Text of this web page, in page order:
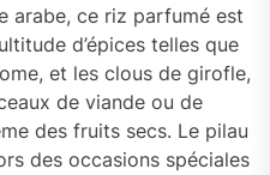
arabe, ce riz parfumé est
d’épices telles que
et les clous de girofle,
de viande ou de
des fruits secs. Le pilau
des occasions spéciales